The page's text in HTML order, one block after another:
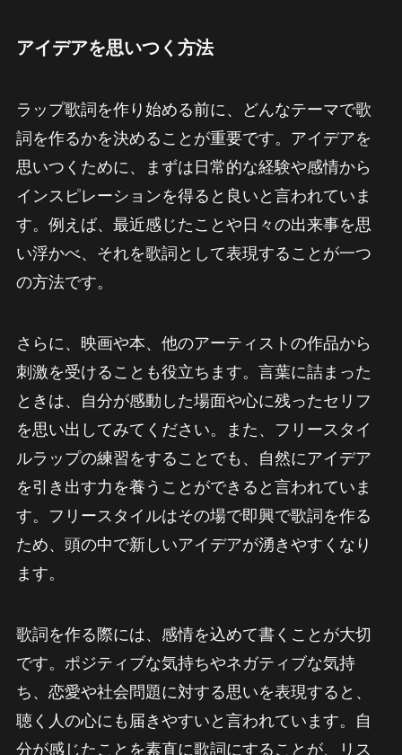
アイデアを思いつく方法
ラップ歌詞を作り始める前に、どんなテーマで歌
詞を作るかを決めることが重要です。アイデアを
思いつくために、まずは日常的な経験や感情から
インスピレーションを得ると良いと言われていま
す。例えば、最近感じたことや日々の出来事を思
い浮かべ、それを歌詞として表現することが一つ
の方法です。
さらに、映画や本、他のアーティストの作品から
刺激を受けることも役立ちます。言葉に詰まった
ときは、自分が感動した場面や心に残ったセリフ
を思い出してみてください。また、フリースタイ
ルラップの練習をすることでも、自然にアイデア
を引き出す力を養うことができると言われていま
す。フリースタイルはその場で即興で歌詞を作る
ため、頭の中で新しいアイデアが湧きやすくなり
ます。
歌詞を作る際には、感情を込めて書くことが大切
です。ポジティブな気持ちやネガティブな気持
ち、恋愛や社会問題に対する思いを表現すると、
聴く人の心にも届きやすいと言われています。自
分が感じたことを素直に歌詞にすることが、リス